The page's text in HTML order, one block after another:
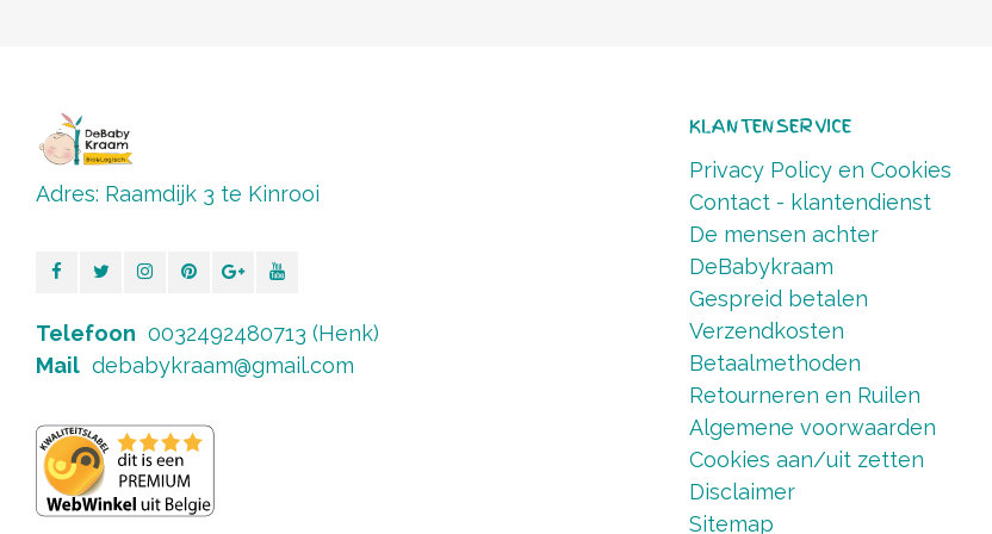
Adres: Raamdijk 3 te Kinrooi
Telefoon 0032492480713 (Henk)
Mail debabykraam@gmail.com
KLANTENSERVICE
Privacy Policy en Cookies
Contact - klantendienst
De mensen achter
DeBabykraam
Gespreid betalen
Verzendkosten
Betaalmethoden
Retourneren en Ruilen
Algemene voorwaarden
Cookies aan/uit zetten
Disclaimer
Sitemap